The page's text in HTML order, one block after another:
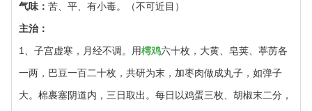
气味： 苦、平、有小毒。（不可近目）
主治：
1、子宫虚寒，月经不调。用樗鸡六十枚，大黄、皂荚、葶苈各
一两，巴豆一百二十枚，共研为末，加枣肉做成丸子，如弹子
大。棉裹塞阴道内，三日取出。每日以鸡蛋三枚、胡椒末二分，